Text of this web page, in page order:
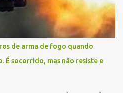
Bastos, conhecido no meio
de arma de fogo quando
É socorrido, mas não resiste e